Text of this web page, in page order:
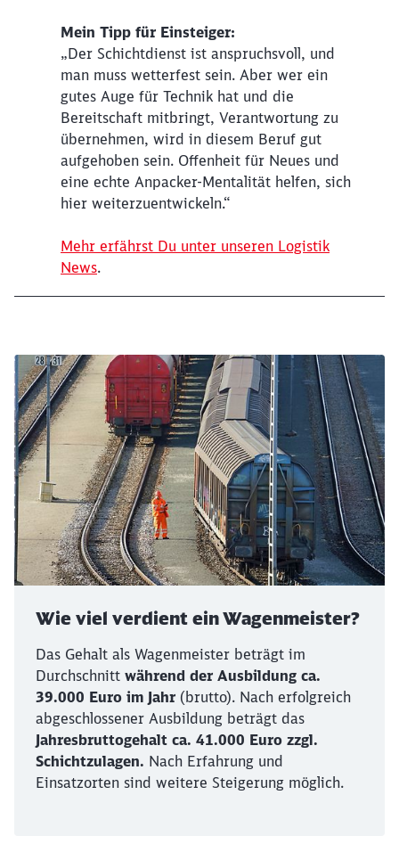
Mein Tipp für Einsteiger:
„Der Schichtdienst ist anspruchsvoll, und
man muss wetterfest sein. Aber wer ein
gutes Auge für Technik hat und die
Bereitschaft mitbringt, Verantwortung zu
übernehmen, wird in diesem Beruf gut
aufgehoben sein. Offenheit für Neues und
eine echte Anpacker-Mentalität helfen, sich
hier weiterzuentwickeln.“
Mehr erfährst Du unter unseren Logistik
News.
Wie viel verdient ein Wagenmeister?
Das Gehalt als Wagenmeister beträgt im
Durchschnitt während der Ausbildung ca.
39.000 Euro im Jahr (brutto). Nach erfolgreich
abgeschlossener Ausbildung beträgt das
Jahresbruttogehalt ca. 41.000 Euro zzgl.
Schichtzulagen. Nach Erfahrung und
Einsatzorten sind weitere Steigerung möglich.